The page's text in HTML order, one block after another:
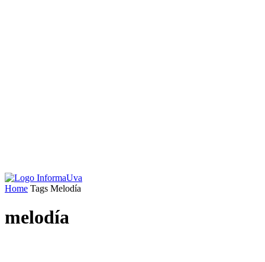
Home Tags Melodía
melodía